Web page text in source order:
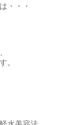
・・・
。